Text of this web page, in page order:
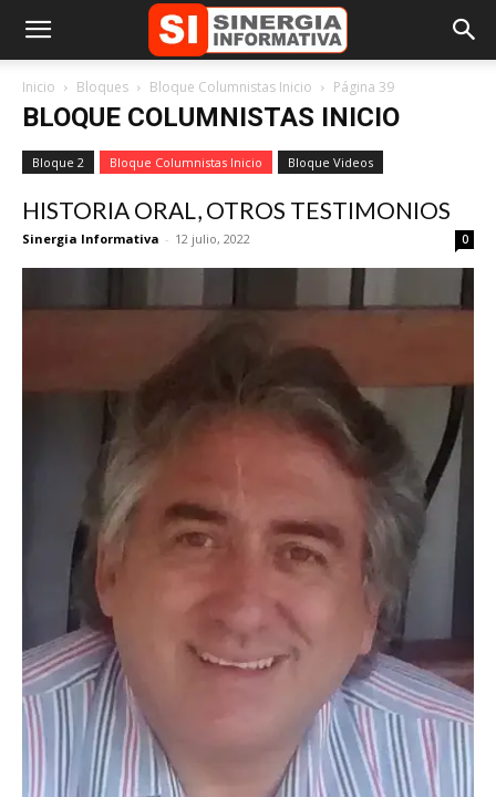
Inicio Bloques Bloque Columnistas Inicio Página 39
BLOQUE COLUMNISTAS INICIO
Bloque 2 Bloque Columnistas Inicio Bloque Videos
HISTORIA ORAL, OTROS TESTIMONIOS
Sinergia Informativa - 12 julio, 2022 0